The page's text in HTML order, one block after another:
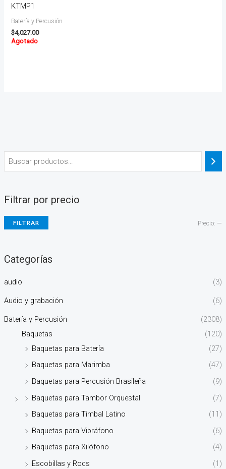
Filtrar por precio
FILTRAR Precio: —
Categorías
audio (3)
Audio y grabación (6)
Batería y Percusión
(2308)
Baquetas
(120)
Baquetas para Batería
(27)
Baquetas para Marimba
(47)
Baquetas para Percusión Brasileña
(9)
Baquetas para Tambor Orquestal
(7)
Baquetas para Timbal Latino
(11)
Baquetas para Vibráfono
(6)
Baquetas para Xilófono
(4)
Escobillas y Rods
(1)
KTMP1
Batería y Percusión
$4,027.00
Agotado